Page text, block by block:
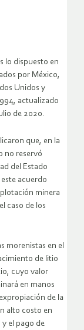
lo dispuesto en
por México,
Unidos y
actualizado
de 2020.
que, en la
no reservó
del Estado
acuerdo
minera
caso de los
morenistas en el
de litio
cuyo valor
en manos
de la
alto costo en
el pago de